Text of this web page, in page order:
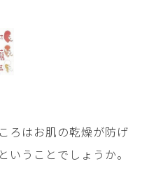
ろはお肌の乾燥が防げ
いうことでしょうか。